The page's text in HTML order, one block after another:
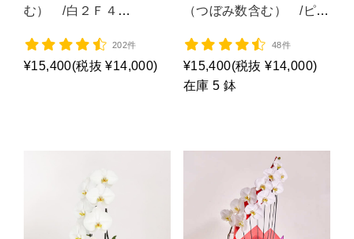
む） /白２Ｆ４
202件
¥15,400(税抜 ¥14,000)
（つぼみ数含む） /ピン
48件
¥15,400(税抜 ¥14,000)
在庫 5 鉢